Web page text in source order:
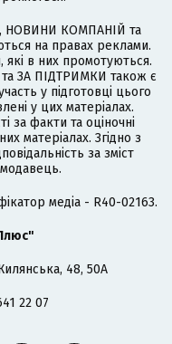
НОВИНИ КОМПАНІЙ та
на правах реклами.
які в них промотуються.
ЗА ПІДТРИМКИ також є
у підготовці цього
у цих матеріалах.
за факти та оціночні
матеріалах. Згідно з
за зміст
медіа - R40-02163.
48, 50А
22 07